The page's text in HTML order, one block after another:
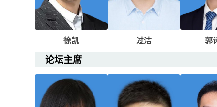
徐凯 过洁 郭
论坛主席